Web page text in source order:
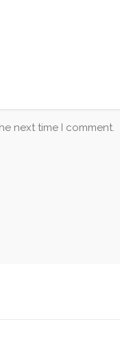
next time I comment.